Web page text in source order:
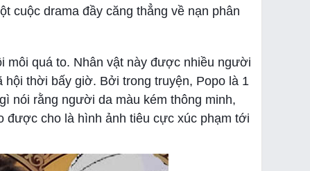
cuộc drama đầy căng thẳng về nạn phân
môi quá to. Nhân vật này được nhiều người
thời bấy giờ. Bởi trong truyện, Popo là 1
nói rằng người da màu kém thông minh,
được cho là hình ảnh tiêu cực xúc phạm tới